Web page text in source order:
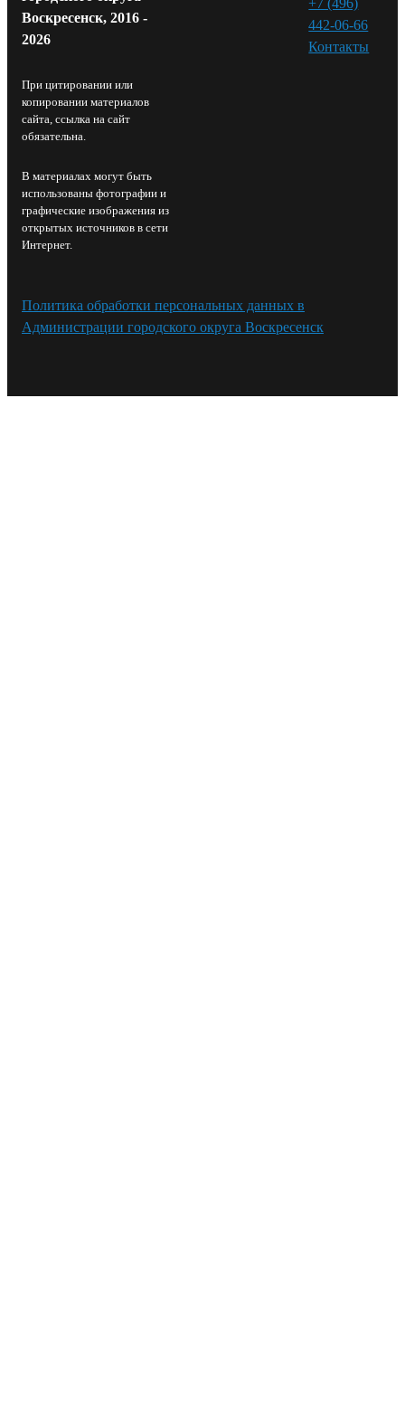
Воскресенск, 2016 -
2026
При цитировании или
копировании материалов
сайта, ссылка на сайт
обязательна.
В материалах могут быть
использованы фотографии и
графические изображения из
открытых источников в сети
Интернет.
442-06-66
Контакты⁠
Политика обработки персональных данных в
Администрации городского округа Воскресенск